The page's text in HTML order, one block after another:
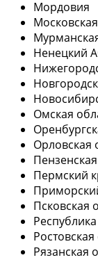
Мордовия
Ненецкий
Омская
Орловская
Пермский
Псковская
Рязанская